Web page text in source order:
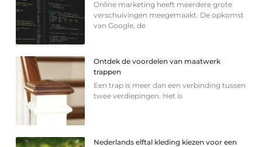
Online marketing heeft meerdere grote
verschuivingen meegemaakt. De opkomst
van Google, de
Ontdek de voordelen van maatwerk
trappen
Een trap is meer dan een verbinding tussen
twee verdiepingen. Het is
Nederlands elftal kleding kiezen voor een